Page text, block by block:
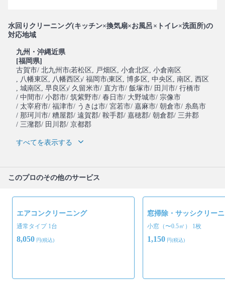
水回りクリーニング(キッチン×換気扇×お風呂×トイレ×洗面所)の
対応地域
九州・沖縄近県
[福岡県]
古賀市/ 北九州市(若松区 , 戸畑区 , 小倉北区 , 小倉南区
, 八幡東区 , 八幡西区)/ 福岡市(東区 , 博多区 , 中央区 , 南区 , 西区
, 城南区 , 早良区)/ 久留米市/ 直方市/ 飯塚市/ 田川市/ 行橋市
/ 中間市/ 小郡市/ 筑紫野市/ 春日市/ 大野城市/ 宗像市
/ 太宰府市/ 福津市/ うきは市/ 宮若市/ 嘉麻市/ 朝倉市/ 糸島市
/ 那珂川市/ 糟屋郡/ 遠賀郡/ 鞍手郡/ 嘉穂郡/ 朝倉郡/ 三井郡
/ 三潴郡/ 田川郡/ 京都郡
すべてを表示する
このプロのその他のサービス
エアコンクリーニング
通常タイプ 1台
8,050 円(税込)
窓掃除・サッシクリー
小窓（〜0.5㎡） 1枚
1,150 円(税込)